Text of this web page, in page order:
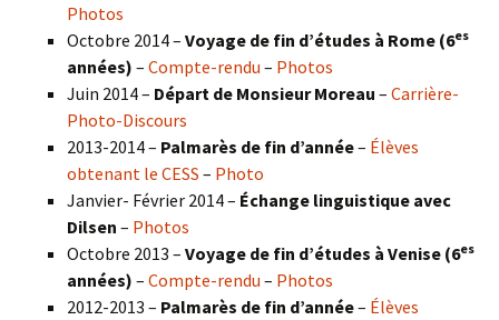
Photos
Octobre 2014 – Voyage de fin d’études à Rome (6es
années) – Compte-rendu – Photos
Juin 2014 – Départ de Monsieur Moreau – Carrière-
Photo-Discours
2013-2014 – Palmarès de fin d’année– Élèves
obtenant le CESS – Photo
Janvier- Février 2014 – Échange linguistique avec
Dilsen – Photos
Octobre 2013 – Voyage de fin d’études à Venise (6es
années) – Compte-rendu – Photos
2012-2013 – Palmarès de fin d’année– Élèves